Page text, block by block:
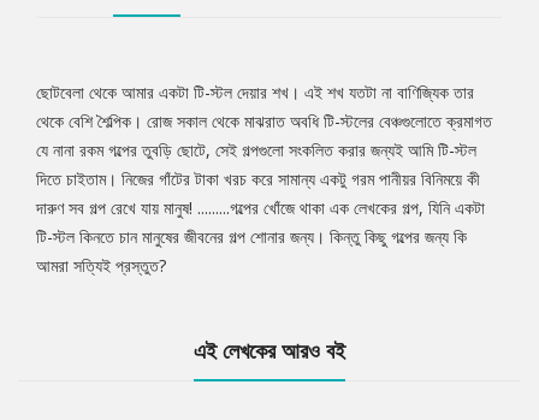
Tab
Article
ছোটবেলা থেকে আমার একটা টি-স্টল দেয়ার শখ। এই শখ যতটা না বাণিজ্যিক তার
থেকে বেশি শৈল্পিক। রোজ সকাল থেকে মাঝরাত অবধি টি-স্টলের বেঞ্চগুলোতে ক্রমাগত
যে নানা রকম গল্পের তুবড়ি ছোটে, সেই গল্পগুলো সংকলিত করার জন্যই আমি টি-স্টল
দিতে চাইতাম। নিজের গাঁটের টাকা খরচ করে সামান্য একটু গরম পানীয়র বিনিময়ে কী
দারুণ সব গল্প রেখে যায় মানুষ! .........গল্পের খোঁজে থাকা এক লেখকের গল্প, যিনি একটা
টি-স্টল কিনতে চান মানুষের জীবনের গল্প শোনার জন্য। কিন্তু কিছু গল্পের জন্য কি
আমরা সত্যিই প্রস্তুত?
এই লেখকের আরও বই